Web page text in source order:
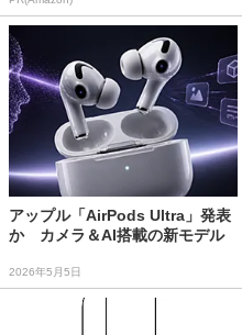
アップル「AirPods Ultra」発表
か カメラ＆AI搭載の新モデル
2026年5月5日